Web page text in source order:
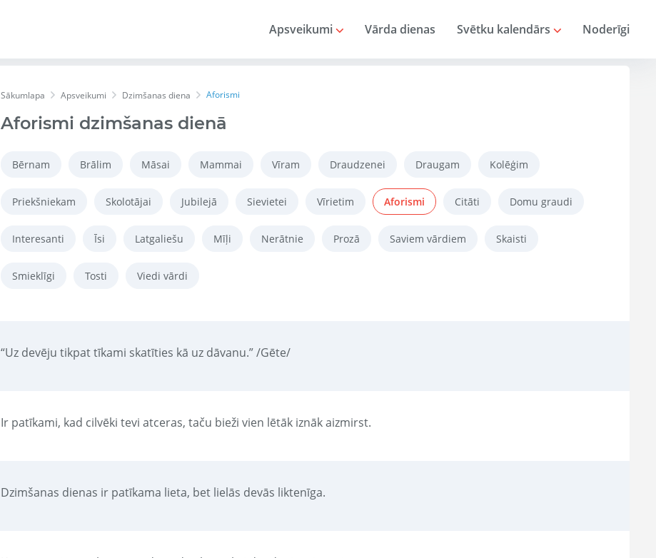
Apsveikumi Vārda dienas Svētku kalendārs Noderīgi
Sākumlapa Apsveikumi Dzimšanas diena Aforismi
Aforismi dzimšanas dienā
Bērnam Brālim Māsai Mammai Vīram Draudzenei Draugam Kolēģim
Priekšniekam Skolotājai Jubilejā Sievietei Vīrietim Aforismi Citāti Domu graudi
Interesanti Īsi Latgaliešu Mīļi Nerātnie Prozā Saviem vārdiem Skaisti
Smieklīgi Tosti Viedi vārdi
“Uz devēju tikpat tīkami skatīties kā uz dāvanu.” /Gēte/
Ir patīkami, kad cilvēki tevi atceras, taču bieži vien lētāk iznāk aizmirst.
Dzimšanas dienas ir patīkama lieta, bet lielās devās liktenīga.